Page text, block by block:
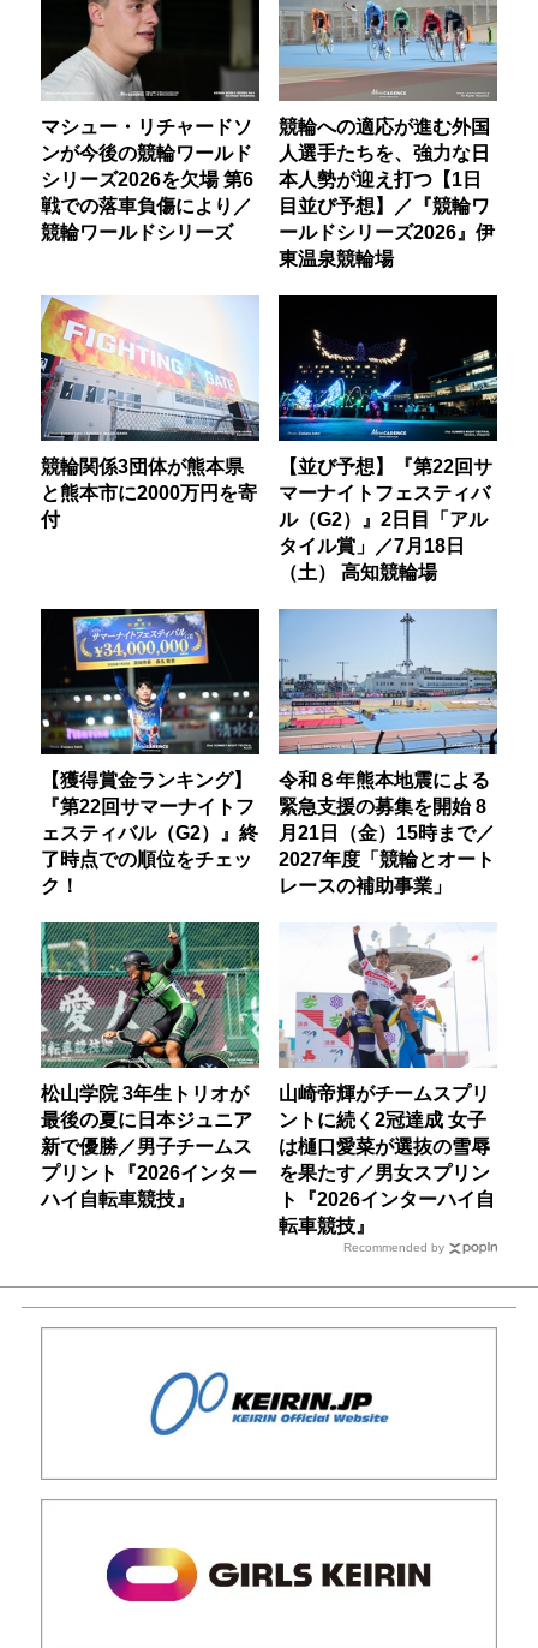
マシュー・リチャードソ
ンが今後の競輪ワールド
シリーズ2026を欠場 第6
戦での落車負傷により／
競輪ワールドシリーズ
競輪への適応が進む外国
人選手たちを、強力な日
本人勢が迎え打つ【1日
目並び予想】／『競輪ワ
ールドシリーズ2026』伊
東温泉競輪場
競輪関係3団体が熊本県
と熊本市に2000万円を寄
付
【並び予想】『第22回サ
マーナイトフェスティバ
ル（G2）』2日目「アル
タイル賞」／7月18日
（土） 高知競輪場
【獲得賞金ランキング】
『第22回サマーナイトフ
ェスティバル（G2）』終
了時点での順位をチェッ
ク！
令和８年熊本地震による
緊急支援の募集を開始 8
月21日（金）15時まで／
2027年度「競輪とオート
レースの補助事業」
松山学院 3年生トリオが
最後の夏に日本ジュニア
新で優勝／男子チームス
プリント『2026インター
ハイ自転車競技』
山崎帝輝がチームスプリ
ントに続く2冠達成 女子
は樋口愛菜が選抜の雪辱
を果たす／男女スプリン
ト『2026インターハイ自
転車競技』
Recommended by